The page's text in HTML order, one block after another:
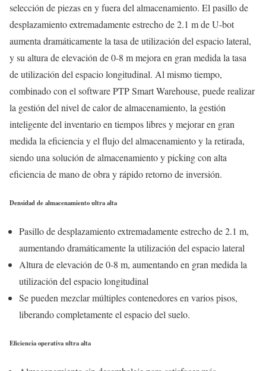
selección de piezas en y fuera del almacenamiento. El pasillo de
desplazamiento extremadamente estrecho de 2.1 m de U-bot
aumenta dramáticamente la tasa de utilización del espacio lateral,
y su altura de elevación de 0-8 m mejora en gran medida la tasa
de utilización del espacio longitudinal. Al mismo tiempo,
combinado con el software PTP Smart Warehouse, puede realizar
la gestión del nivel de calor de almacenamiento, la gestión
inteligente del inventario en tiempos libres y mejorar en gran
medida la eficiencia y el flujo del almacenamiento y la retirada,
siendo una solución de almacenamiento y picking con alta
eficiencia de mano de obra y rápido retorno de inversión.
Densidad de almacenamiento ultra alta
Pasillo de desplazamiento extremadamente estrecho de 2.1 m,
aumentando dramáticamente la utilización del espacio lateral
Altura de elevación de 0-8 m, aumentando en gran medida la
utilización del espacio longitudinal
Se pueden mezclar múltiples contenedores en varios pisos,
liberando completamente el espacio del suelo.
Eficiencia operativa ultra alta